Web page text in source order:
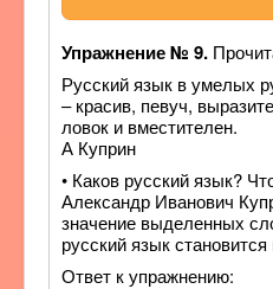
Упражнение № 9.
Русский язык в умелых
– красив, певуч,
ловок и вместителен.
А Куприн
• Каков русский язык?
Александр Иванович
значение выделенных
русский язык
Ответ к упражнению: